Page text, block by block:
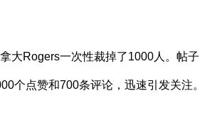
大Rogers一次性裁掉了1000人。帖子
个点赞和700条评论，迅速引发关注。